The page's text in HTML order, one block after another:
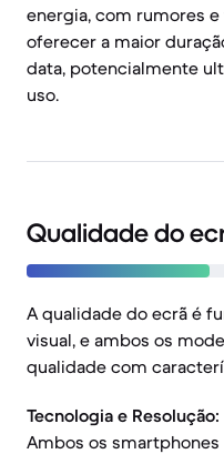
energia, com rumores
oferecer a maior
data, potencialmente
uso.
Qualidade do
A qualidade do ecrã é
visual, e ambos os
qualidade com
Tecnologia e Resolução:
Ambos os smartphones